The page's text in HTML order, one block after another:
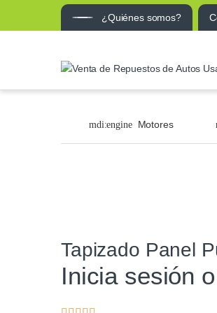
¿Quiénes somos?
Motores
Tapizado Panel
Inicia sesión